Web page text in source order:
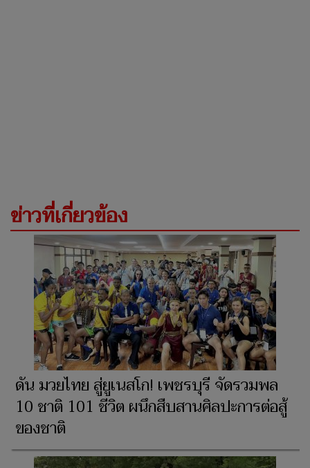
ข่าวที่เกี่ยวข้อง
ดัน มวยไทย สู่ยูเนสโก! เพชรบุรี จัดรวมพล
10 ชาติ 101 ชีวิต ผนึกสืบสานศิลปะการต่อสู้
ของชาติ